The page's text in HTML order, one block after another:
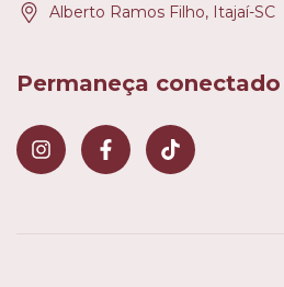
Alberto Ramos Filho, Itajaí-SC
Permaneça conectado